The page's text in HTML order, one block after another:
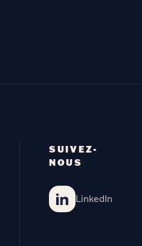
SUIVEZ-
NOUS
LinkedIn